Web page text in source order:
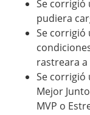
Se corrigió
pudiera
Se corrigió
rastreara a
Se corrigió
Mejor
MVP o